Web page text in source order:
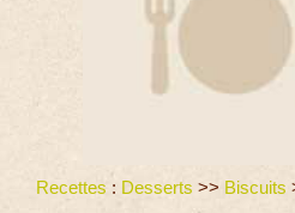
Recettes : Desserts >> Biscuits